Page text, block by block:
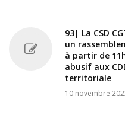
93| La CSD
un
à partir de
abusif aux
territoriale
10 novembre